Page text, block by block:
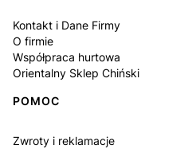
Kontakt i Dane Firmy
O firmie
Współpraca hurtowa
Orientalny Sklep Chiński
POMOC
Zwroty i reklamacje